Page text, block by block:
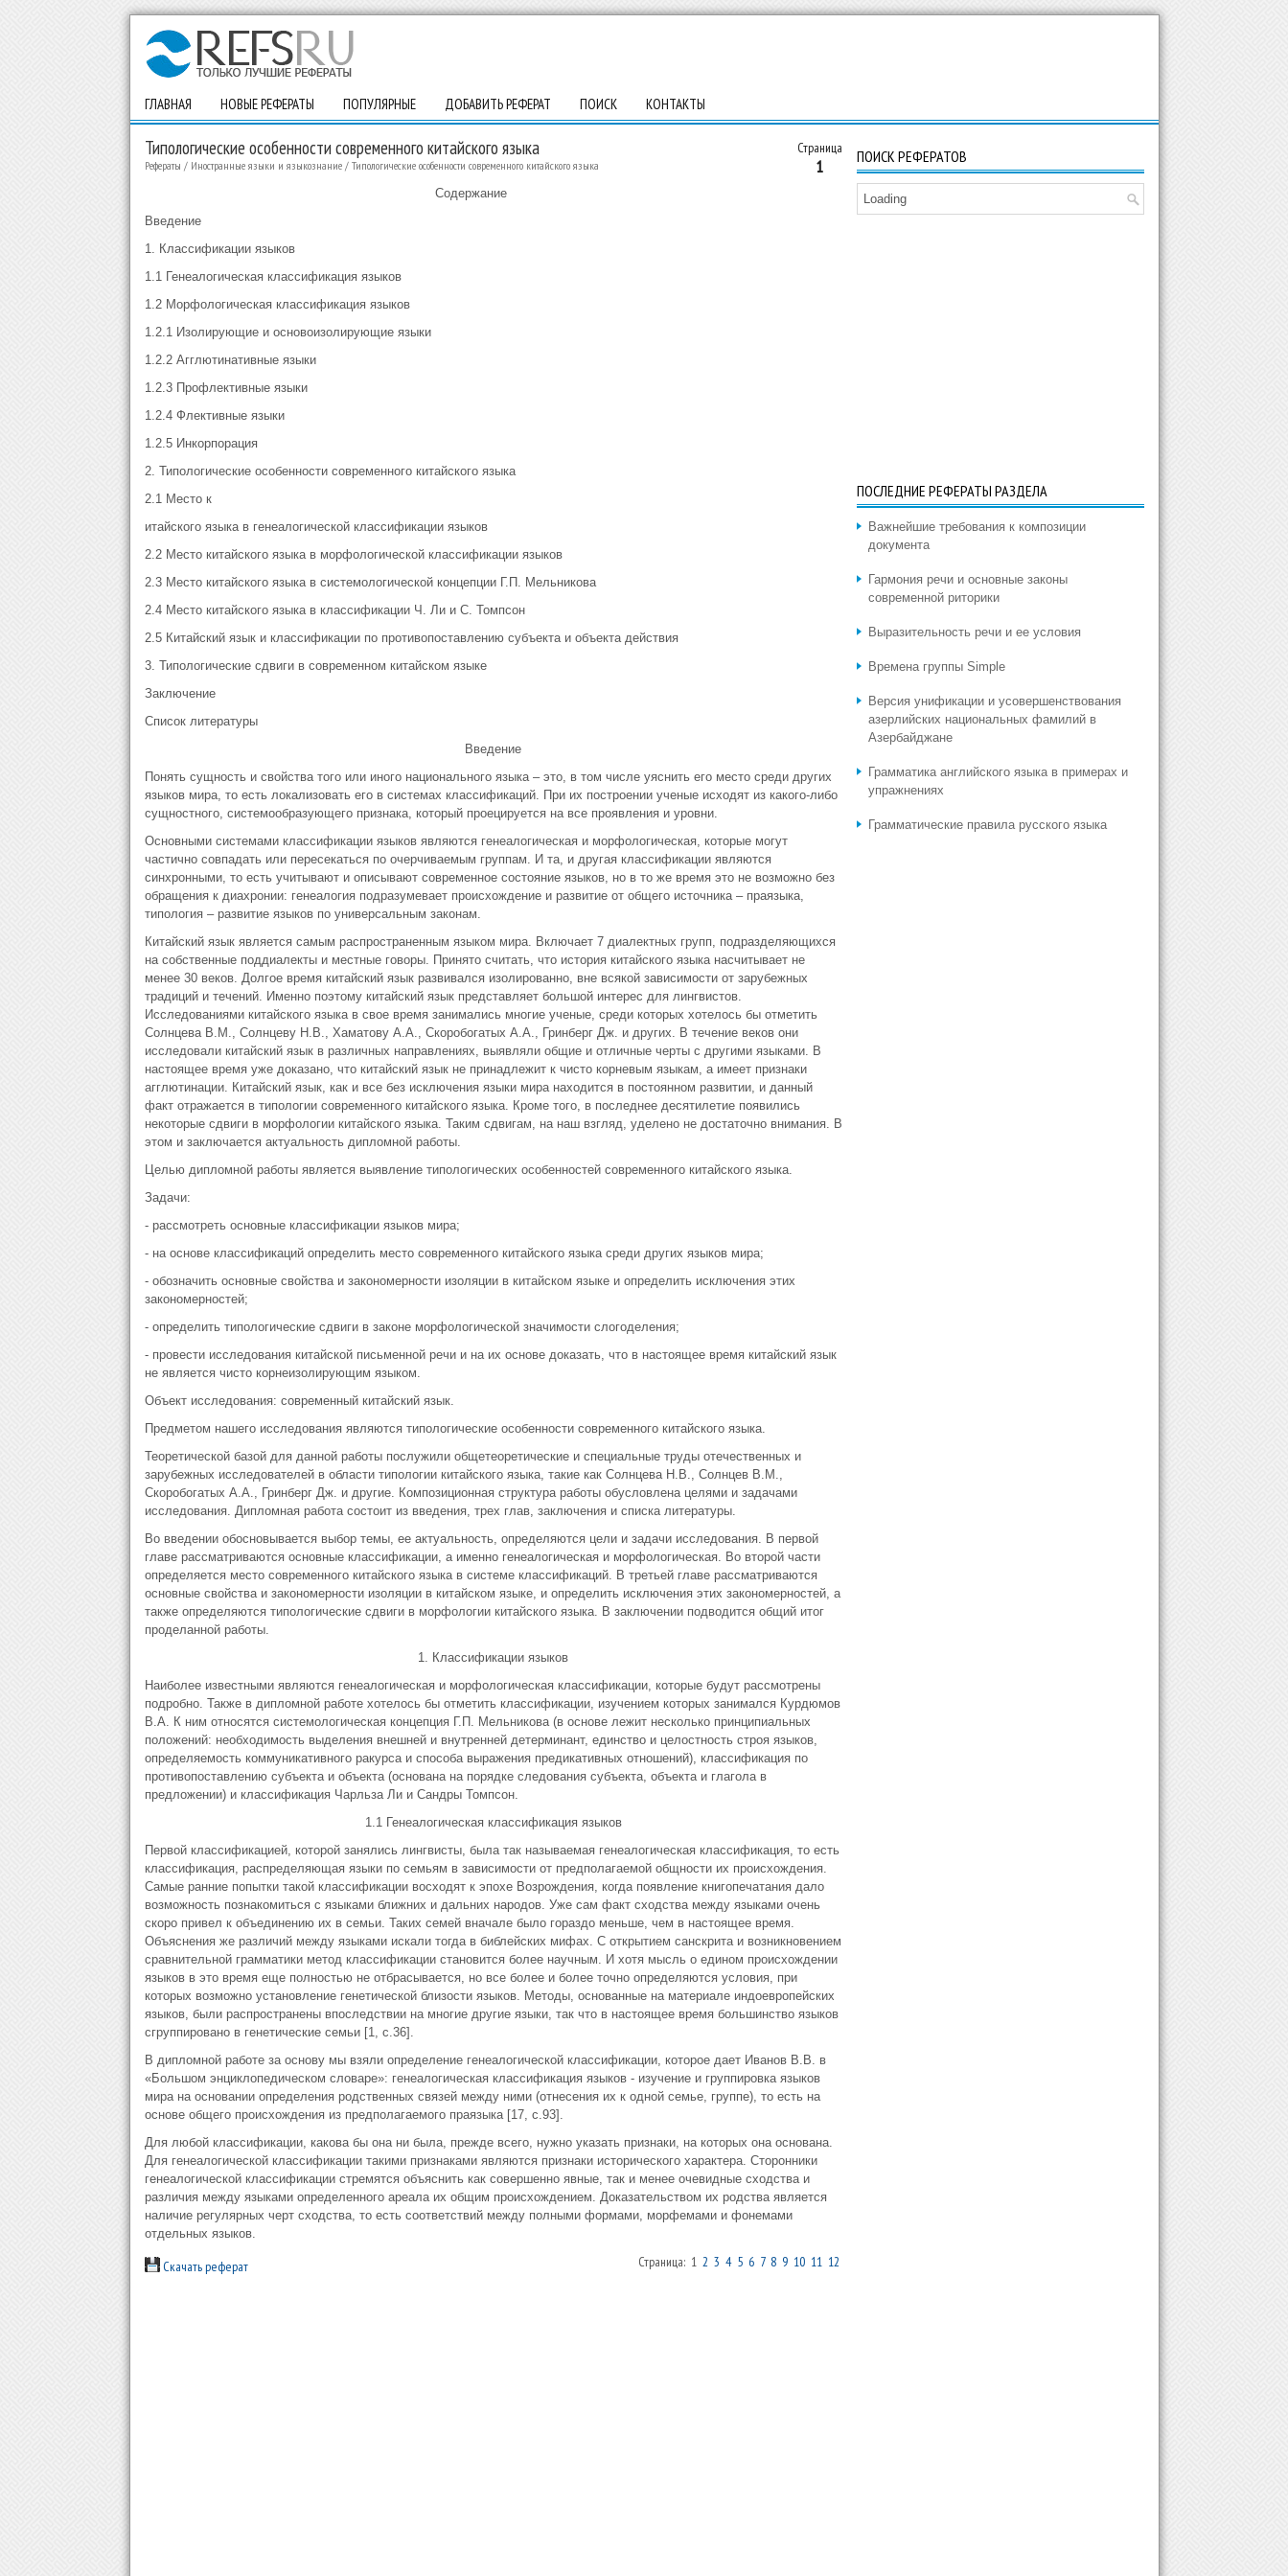
ГЛАВНАЯ НОВЫЕ РЕФЕРАТЫ ПОПУЛЯРНЫЕ ДОБАВИТЬ РЕФЕРАТ ПОИСК КОНТАКТЫ
Страница
1
Типологические особенности современного китайского языка
Рефераты / Иностранные языки и языкознание/ Типологические особенности современного китайского языка
Содержание
Введение
1. Классификации языков
1.1 Генеалогическая классификация языков
1.2 Морфологическая классификация языков
1.2.1 Изолирующие и основоизолирующие языки
1.2.2 Агглютинативные языки
1.2.3 Профлективные языки
1.2.4 Флективные языки
1.2.5 Инкорпорация
2. Типологические особенности современного китайского языка
2.1 Место к
итайского языка в генеалогической классификации языков
2.2 Место китайского языка в морфологической классификации языков
2.3 Место китайского языка в системологической концепции Г.П. Мельникова
2.4 Место китайского языка в классификации Ч. Ли и С. Томпсон
2.5 Китайский язык и классификации по противопоставлению субъекта и объекта действия
3. Типологические сдвиги в современном китайском языке
Заключение
Список литературы
Введение
Понять сущность и свойства того или иного национального языка – это, в том числе уяснить его место среди других
языков мира, то есть локализовать его в системах классификаций. При их построении ученые исходят из какого-либо
сущностного, системообразующего признака, который проецируется на все проявления и уровни.
Основными системами классификации языков являются генеалогическая и морфологическая, которые могут
частично совпадать или пересекаться по очерчиваемым группам. И та, и другая классификации являются
синхронными, то есть учитывают и описывают современное состояние языков, но в то же время это не возможно без
обращения к диахронии: генеалогия подразумевает происхождение и развитие от общего источника – праязыка,
типология – развитие языков по универсальным законам.
Китайский язык является самым распространенным языком мира. Включает 7 диалектных групп, подразделяющихся
на собственные поддиалекты и местные говоры. Принято считать, что история китайского языка насчитывает не
менее 30 веков. Долгое время китайский язык развивался изолированно, вне всякой зависимости от зарубежных
традиций и течений. Именно поэтому китайский язык представляет большой интерес для лингвистов.
Исследованиями китайского языка в свое время занимались многие ученые, среди которых хотелось бы отметить
Солнцева В.М., Солнцеву Н.В., Хаматову А.А., Скоробогатых А.А., Гринберг Дж. и других. В течение веков они
исследовали китайский язык в различных направлениях, выявляли общие и отличные черты с другими языками. В
настоящее время уже доказано, что китайский язык не принадлежит к чисто корневым языкам, а имеет признаки
агглютинации. Китайский язык, как и все без исключения языки мира находится в постоянном развитии, и данный
факт отражается в типологии современного китайского языка. Кроме того, в последнее десятилетие появились
некоторые сдвиги в морфологии китайского языка. Таким сдвигам, на наш взгляд, уделено не достаточно внимания. В
этом и заключается актуальность дипломной работы.
Целью дипломной работы является выявление типологических особенностей современного китайского языка.
Задачи:
- рассмотреть основные классификации языков мира;
- на основе классификаций определить место современного китайского языка среди других языков мира;
- обозначить основные свойства и закономерности изоляции в китайском языке и определить исключения этих
закономерностей;
- определить типологические сдвиги в законе морфологической значимости слогоделения;
- провести исследования китайской письменной речи и на их основе доказать, что в настоящее время китайский язык
не является чисто корнеизолирующим языком.
Объект исследования: современный китайский язык.
Предметом нашего исследования являются типологические особенности современного китайского языка.
Теоретической базой для данной работы послужили общетеоретические и специальные труды отечественных и
зарубежных исследователей в области типологии китайского языка, такие как Солнцева Н.В., Солнцев В.М.,
Скоробогатых А.А., Гринберг Дж. и другие. Композиционная структура работы обусловлена целями и задачами
исследования. Дипломная работа состоит из введения, трех глав, заключения и списка литературы.
Во введении обосновывается выбор темы, ее актуальность, определяются цели и задачи исследования. В первой
главе рассматриваются основные классификации, а именно генеалогическая и морфологическая. Во второй части
определяется место современного китайского языка в системе классификаций. В третьей главе рассматриваются
основные свойства и закономерности изоляции в китайском языке, и определить исключения этих закономерностей, а
также определяются типологические сдвиги в морфологии китайского языка. В заключении подводится общий итог
проделанной работы.
1. Классификации языков
Наиболее известными являются генеалогическая и морфологическая классификации, которые будут рассмотрены
подробно. Также в дипломной работе хотелось бы отметить классификации, изучением которых занимался Курдюмов
В.А. К ним относятся системологическая концепция Г.П. Мельникова (в основе лежит несколько принципиальных
положений: необходимость выделения внешней и внутренней детерминант, единство и целостность строя языков,
определяемость коммуникативного ракурса и способа выражения предикативных отношений), классификация по
противопоставлению субъекта и объекта (основана на порядке следования субъекта, объекта и глагола в
предложении) и классификация Чарльза Ли и Сандры Томпсон.
1.1 Генеалогическая классификация языков
Первой классификацией, которой занялись лингвисты, была так называемая генеалогическая классификация, то есть
классификация, распределяющая языки по семьям в зависимости от предполагаемой общности их происхождения.
Самые ранние попытки такой классификации восходят к эпохе Возрождения, когда появление книгопечатания дало
возможность познакомиться с языками ближних и дальних народов. Уже сам факт сходства между языками очень
скоро привел к объединению их в семьи. Таких семей вначале было гораздо меньше, чем в настоящее время.
Объяснения же различий между языками искали тогда в библейских мифах. С открытием санскрита и возникновением
сравнительной грамматики метод классификации становится более научным. И хотя мысль о едином происхождении
языков в это время еще полностью не отбрасывается, но все более и более точно определяются условия, при
которых возможно установление генетической близости языков. Методы, основанные на материале индоевропейских
языков, были распространены впоследствии на многие другие языки, так что в настоящее время большинство языков
сгруппировано в генетические семьи [1, c.36].
В дипломной работе за основу мы взяли определение генеалогической классификации, которое дает Иванов В.В. в
«Большом энциклопедическом словаре»: генеалогическая классификация языков - изучение и группировка языков
мира на основании определения родственных связей между ними (отнесения их к одной семье, группе), то есть на
основе общего происхождения из предполагаемого праязыка [17, с.93].
Для любой классификации, какова бы она ни была, прежде всего, нужно указать признаки, на которых она основана.
Для генеалогической классификации такими признаками являются признаки исторического характера. Сторонники
генеалогической классификации стремятся объяснить как совершенно явные, так и менее очевидные сходства и
различия между языками определенного ареала их общим происхождением. Доказательством их родства является
наличие регулярных черт сходства, то есть соответствий между полными формами, морфемами и фонемами
отдельных языков.
Скачать реферат Страница: 1 2 3 4 5 6 7 8 9 10 11 12
ПОИСК РЕФЕРАТОВ
Loading
ПОСЛЕДНИЕ РЕФЕРАТЫ РАЗДЕЛА
Важнейшие требования к композиции
документа
Гармония речи и основные законы
современной риторики
Выразительность речи и ее условия
Времена группы Simple
Версия унификации и усовершенствования
азерлийских национальных фамилий в
Азербайджане
Грамматика английского языка в примерах и
упражнениях
Грамматические правила русского языка